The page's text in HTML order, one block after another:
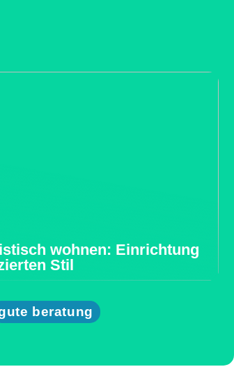
wohnen: Einrichtung
Stil
beratung